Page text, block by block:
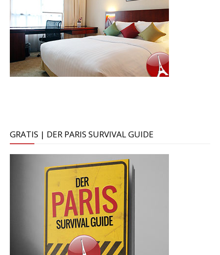
GRATIS | DER PARIS SURVIVAL GUIDE